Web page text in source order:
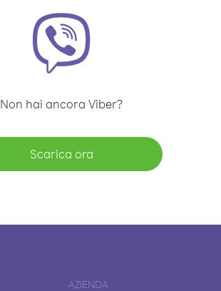
Non hai ancora Viber?
Scarica ora
AZIENDA